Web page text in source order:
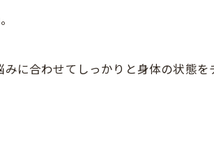
に合わせてしっかりと身体の状態